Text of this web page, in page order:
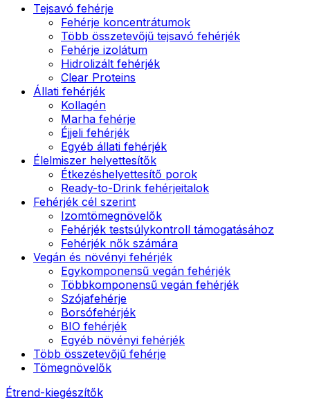
Tejsavó fehérje
Fehérje koncentrátumok
Több összetevőjű tejsavó fehérjék
Fehérje izolátum
Hidrolizált fehérjék
Clear Proteins
Állati fehérjék
Kollagén
Marha fehérje
Éjjeli fehérjék
Egyéb állati fehérjék
Élelmiszer helyettesítők
Étkezéshelyettesítő porok
Ready-to-Drink fehérjeitalok
Fehérjék cél szerint
Izomtömegnövelők
Fehérjék testsúlykontroll támogatásához
Fehérjék nők számára
Vegán és növényi fehérjék
Egykomponensű vegán fehérjék
Többkomponensű vegán fehérjék
Szójafehérje
Borsófehérjék
BIO fehérjék
Egyéb növényi fehérjék
Több összetevőjű fehérje
Tömegnövelők
Étrend-kiegészítők